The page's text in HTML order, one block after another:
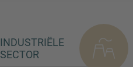
INDUSTRIËLE
SECTOR